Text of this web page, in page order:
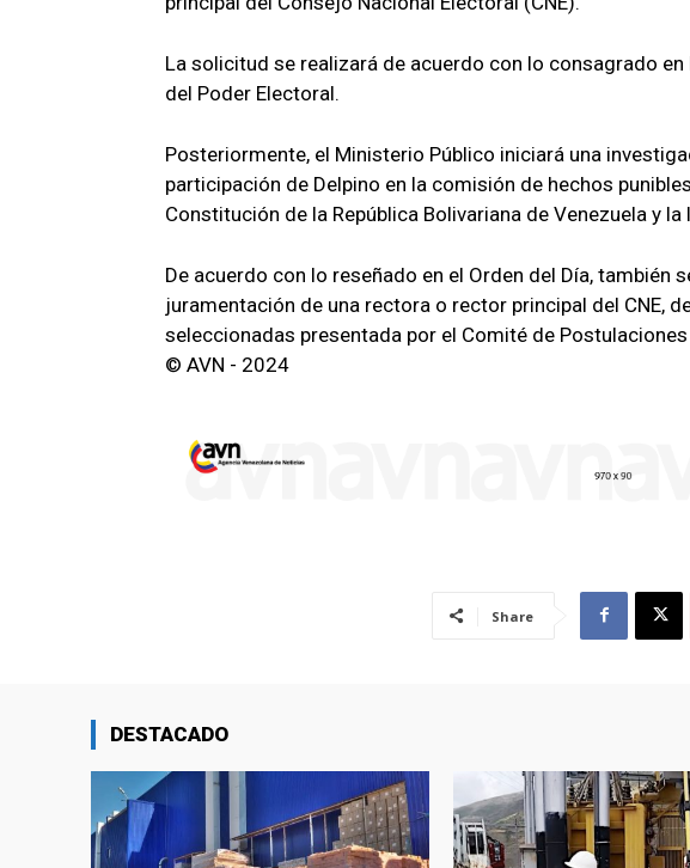
La solicitud se realizará de acuerdo con lo consagrado
del Poder Electoral.
Posteriormente, el Ministerio Público iniciará una
participación de Delpino en la comisión de hechos
Constitución de la República Bolivariana de Venezuela y la
De acuerdo con lo reseñado en el Orden del Día, también
juramentación de una rectora o rector principal del CNE,
seleccionadas presentada por el Comité de
© AVN - 2024
Share
DESTACADO